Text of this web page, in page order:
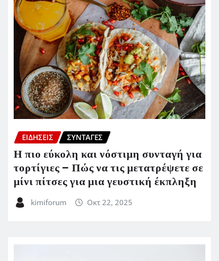
ΕΙΔΗΣΕΙΣ ΣΥΝΤΑΓΈΣ
Η πιο εύκολη και νόστιμη συνταγή για
τορτίγιες – Πώς να τις μετατρέψετε σε
μίνι πίτσες για μια γευστική έκπληξη
kimiforum Οκτ 22, 2025